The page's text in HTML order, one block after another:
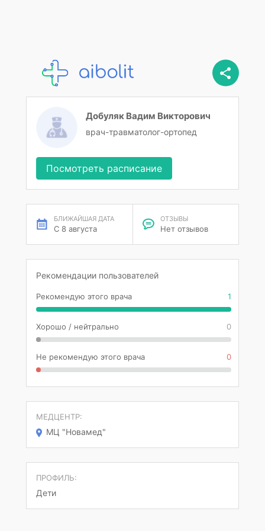
Добуляк Вадим Викторович
врач-травматолог-ортопед
Посмотреть расписание
БЛИЖАЙШАЯ ДАТА
С 8 августа
ОТЗЫВЫ
Нет отзывов
Рекомендации пользователей
Рекомендую этого врача 1
Хорошо / нейтрально 0
Не рекомендую этого врача 0
МЕДЦЕНТР:
МЦ "Новамед"
ПРОФИЛЬ:
Дети